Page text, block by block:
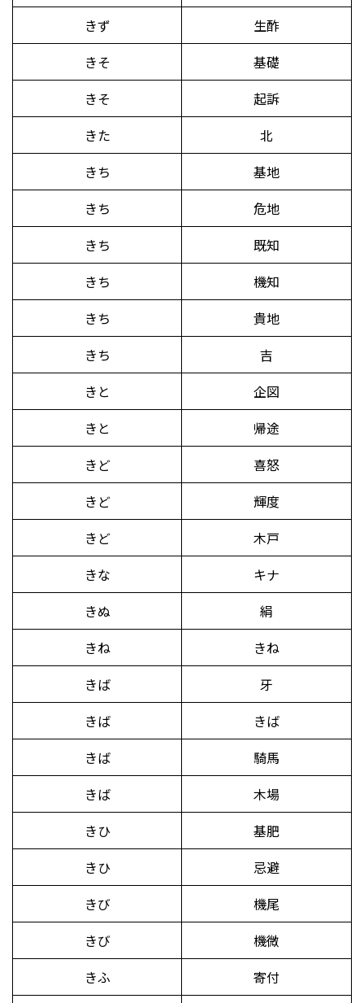
きず
生酢
きそ
基礎
きそ
起訴
きた
北
きち
基地
きち
危地
きち
既知
きち
機知
きち
貴地
きち
吉
きと
企図
きと
帰途
きど
喜怒
きど
輝度
きど
木戸
きな
キナ
きぬ
絹
きね
きね
きば
牙
きば
きば
きば
騎馬
きば
木場
きひ
基肥
きひ
忌避
きび
機尾
きび
機微
きふ
寄付